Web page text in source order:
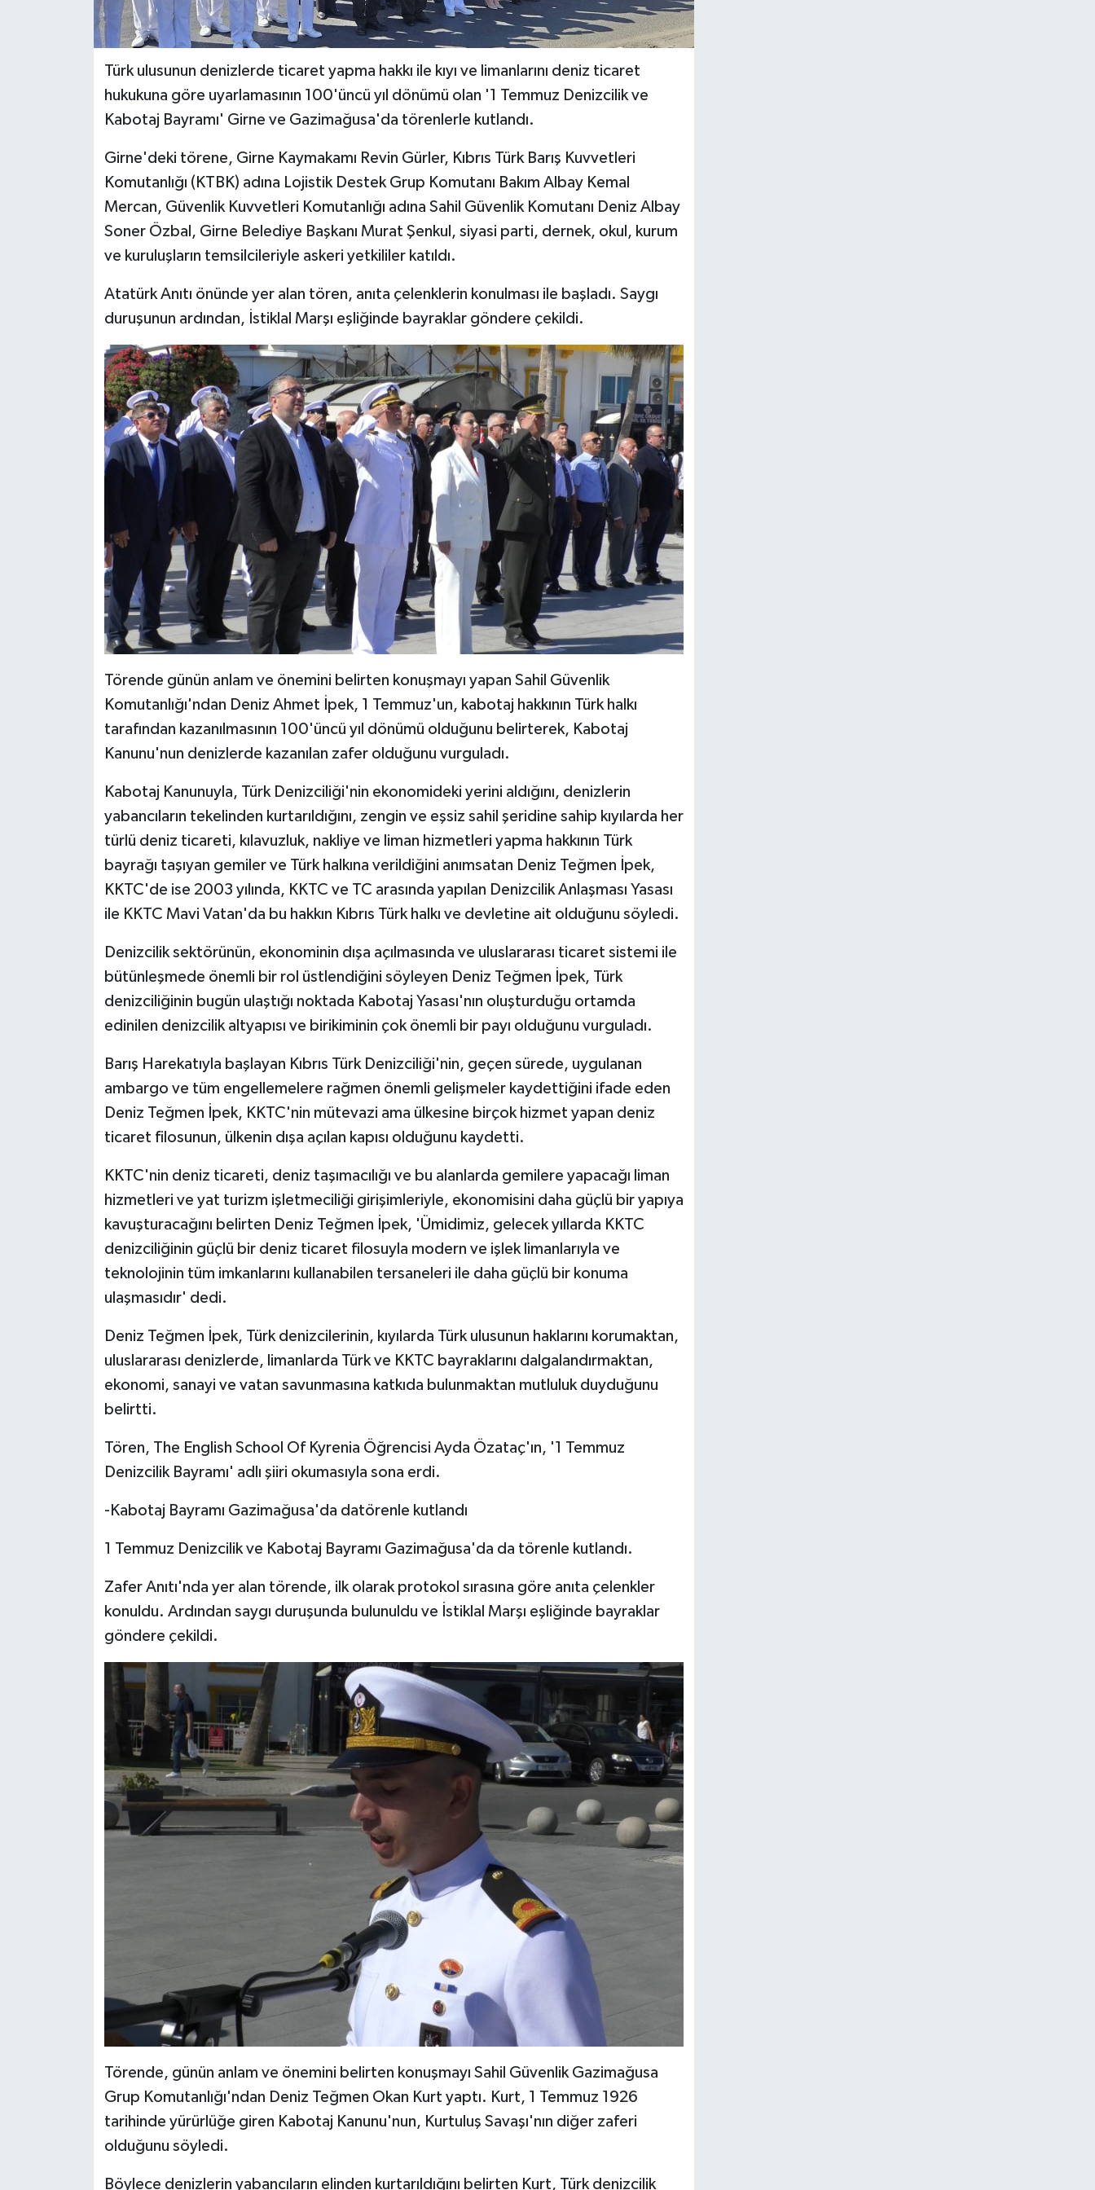
Türk ulusunun denizlerde ticaret yapma hakkı ile kıyı ve limanlarını deniz ticaret
hukukuna göre uyarlamasının 100'üncü yıl dönümü olan '1 Temmuz Denizcilik ve
Kabotaj Bayramı' Girne ve Gazimağusa'da törenlerle kutlandı.
Girne'deki törene, Girne Kaymakamı Revin Gürler, Kıbrıs Türk Barış Kuvvetleri
Komutanlığı (KTBK) adına Lojistik Destek Grup Komutanı Bakım Albay Kemal
Mercan, Güvenlik Kuvvetleri Komutanlığı adına Sahil Güvenlik Komutanı Deniz Albay
Soner Özbal, Girne Belediye Başkanı Murat Şenkul, siyasi parti, dernek, okul, kurum
ve kuruluşların temsilcileriyle askeri yetkililer katıldı.
Atatürk Anıtı önünde yer alan tören, anıta çelenklerin konulması ile başladı. Saygı
duruşunun ardından, İstiklal Marşı eşliğinde bayraklar göndere çekildi.
Törende günün anlam ve önemini belirten konuşmayı yapan Sahil Güvenlik
Komutanlığı'ndan Deniz Ahmet İpek, 1 Temmuz'un, kabotaj hakkının Türk halkı
tarafından kazanılmasının 100'üncü yıl dönümü olduğunu belirterek, Kabotaj
Kanunu'nun denizlerde kazanılan zafer olduğunu vurguladı.
Kabotaj Kanunuyla, Türk Denizciliği'nin ekonomideki yerini aldığını, denizlerin
yabancıların tekelinden kurtarıldığını, zengin ve eşsiz sahil şeridine sahip kıyılarda her
türlü deniz ticareti, kılavuzluk, nakliye ve liman hizmetleri yapma hakkının Türk
bayrağı taşıyan gemiler ve Türk halkına verildiğini anımsatan Deniz Teğmen İpek,
KKTC'de ise 2003 yılında, KKTC ve TC arasında yapılan Denizcilik Anlaşması Yasası
ile KKTC Mavi Vatan'da bu hakkın Kıbrıs Türk halkı ve devletine ait olduğunu söyledi.
Denizcilik sektörünün, ekonominin dışa açılmasında ve uluslararası ticaret sistemi ile
bütünleşmede önemli bir rol üstlendiğini söyleyen Deniz Teğmen İpek, Türk
denizciliğinin bugün ulaştığı noktada Kabotaj Yasası'nın oluşturduğu ortamda
edinilen denizcilik altyapısı ve birikiminin çok önemli bir payı olduğunu vurguladı.
Barış Harekatıyla başlayan Kıbrıs Türk Denizciliği'nin, geçen sürede, uygulanan
ambargo ve tüm engellemelere rağmen önemli gelişmeler kaydettiğini ifade eden
Deniz Teğmen İpek, KKTC'nin mütevazi ama ülkesine birçok hizmet yapan deniz
ticaret filosunun, ülkenin dışa açılan kapısı olduğunu kaydetti.
KKTC'nin deniz ticareti, deniz taşımacılığı ve bu alanlarda gemilere yapacağı liman
hizmetleri ve yat turizm işletmeciliği girişimleriyle, ekonomisini daha güçlü bir yapıya
kavuşturacağını belirten Deniz Teğmen İpek, 'Ümidimiz, gelecek yıllarda KKTC
denizciliğinin güçlü bir deniz ticaret filosuyla modern ve işlek limanlarıyla ve
teknolojinin tüm imkanlarını kullanabilen tersaneleri ile daha güçlü bir konuma
ulaşmasıdır' dedi.
Deniz Teğmen İpek, Türk denizcilerinin, kıyılarda Türk ulusunun haklarını korumaktan,
uluslararası denizlerde, limanlarda Türk ve KKTC bayraklarını dalgalandırmaktan,
ekonomi, sanayi ve vatan savunmasına katkıda bulunmaktan mutluluk duyduğunu
belirtti.
Tören, The English School Of Kyrenia Öğrencisi Ayda Özataç'ın, '1 Temmuz
Denizcilik Bayramı' adlı şiiri okumasıyla sona erdi.
-Kabotaj Bayramı Gazimağusa'da datörenle kutlandı
1 Temmuz Denizcilik ve Kabotaj Bayramı Gazimağusa'da da törenle kutlandı.
Zafer Anıtı'nda yer alan törende, ilk olarak protokol sırasına göre anıta çelenkler
konuldu. Ardından saygı duruşunda bulunuldu ve İstiklal Marşı eşliğinde bayraklar
göndere çekildi.
Törende, günün anlam ve önemini belirten konuşmayı Sahil Güvenlik Gazimağusa
Grup Komutanlığı'ndan Deniz Teğmen Okan Kurt yaptı. Kurt, 1 Temmuz 1926
tarihinde yürürlüğe giren Kabotaj Kanunu'nun, Kurtuluş Savaşı'nın diğer zaferi
olduğunu söyledi.
Böylece denizlerin yabancıların elinden kurtarıldığını belirten Kurt, Türk denizcilik